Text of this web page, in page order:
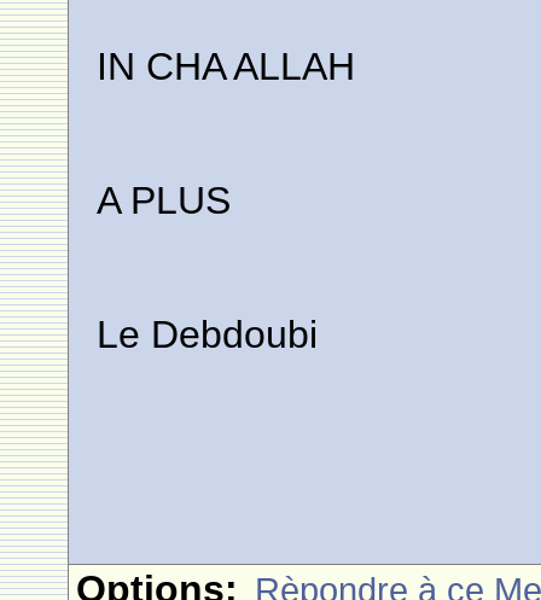
IN CHA ALLAH
A PLUS
Le Debdoubi
Options: Rèpondre à ce